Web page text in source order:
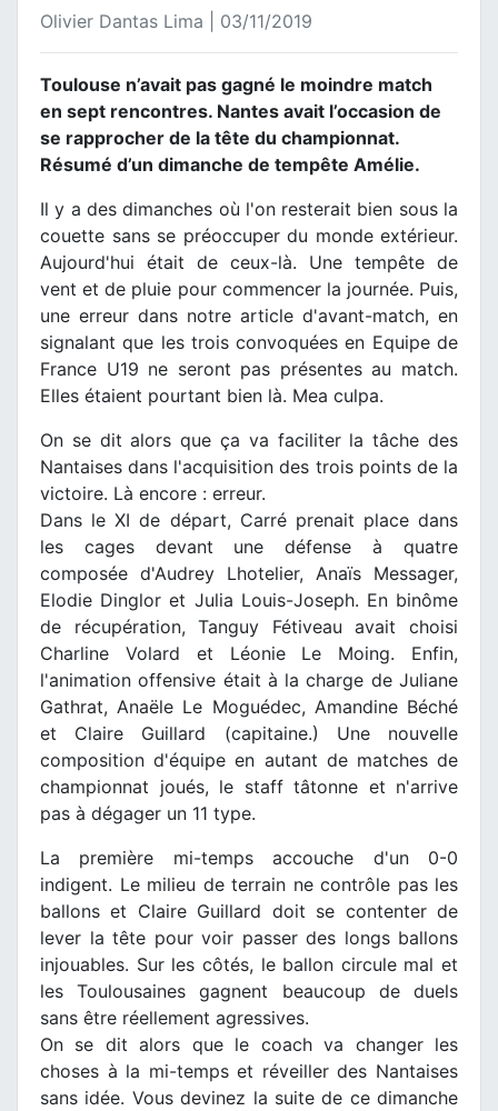
Olivier Dantas Lima | 03/11/2019
Toulouse n’avait pas gagné le moindre match
en sept rencontres. Nantes avait l’occasion de
se rapprocher de la tête du championnat.
Résumé d’un dimanche de tempête Amélie.
Il y a des dimanches où l'on resterait bien sous la
couette sans se préoccuper du monde extérieur.
Aujourd'hui était de ceux-là. Une tempête de
vent et de pluie pour commencer la journée. Puis,
une erreur dans notre article d'avant-match, en
signalant que les trois convoquées en Equipe de
France U19 ne seront pas présentes au match.
Elles étaient pourtant bien là. Mea culpa.
On se dit alors que ça va faciliter la tâche des
Nantaises dans l'acquisition des trois points de la
victoire. Là encore : erreur.
Dans le XI de départ, Carré prenait place dans
les cages devant une défense à quatre
composée d'Audrey Lhotelier, Anaïs Messager,
Elodie Dinglor et Julia Louis-Joseph. En binôme
de récupération, Tanguy Fétiveau avait choisi
Charline Volard et Léonie Le Moing. Enfin,
l'animation offensive était à la charge de Juliane
Gathrat, Anaële Le Moguédec, Amandine Béché
et Claire Guillard (capitaine.) Une nouvelle
composition d'équipe en autant de matches de
championnat joués, le staff tâtonne et n'arrive
pas à dégager un 11 type.
La première mi-temps accouche d'un 0-0
indigent. Le milieu de terrain ne contrôle pas les
ballons et Claire Guillard doit se contenter de
lever la tête pour voir passer des longs ballons
injouables. Sur les côtés, le ballon circule mal et
les Toulousaines gagnent beaucoup de duels
sans être réellement agressives.
On se dit alors que le coach va changer les
choses à la mi-temps et réveiller des Nantaises
sans idée. Vous devinez la suite de ce dimanche